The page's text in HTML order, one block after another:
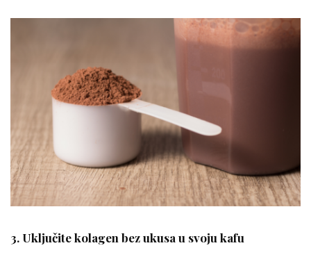
3. Uključite kolagen bez ukusa u svoju kafu